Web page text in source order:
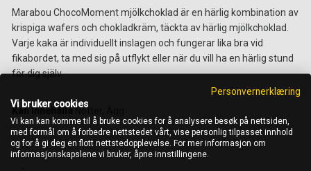
Marabou ChocoMoment mjölkchoklad är en härlig kombination av
krispiga wafers och chokladkräm, täckta av härlig mjölkchoklad.
Varje kaka är individuellt inslagen och fungerar lika bra vid
fikabordet, ta med sig på utflykt eller när du vill ha en härlig stund
för dig själv.
Kan innehållaNötter, Ägg
, ,
Personvernerklæring
Vi bruker cookies
Vi kan kan komme til å bruke cookies for å analysere besøk på nettsiden,
med formål om å forbedre nettstedet vårt, vise personlig tilpasset innhold
og for å gi deg en flott nettstedopplevelse. For mer informasjon om
informasjonskapslene vi bruker, åpne innstillingene.